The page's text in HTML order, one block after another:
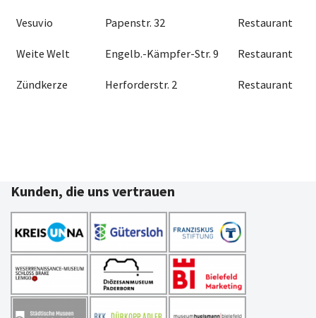
Vesuvio Papenstr. 32 Restaurant
Weite Welt Engelb.-Kämpfer-Str. 9 Restaurant
Zündkerze Herforderstr. 2 Restaurant
Kunden, die uns vertrauen